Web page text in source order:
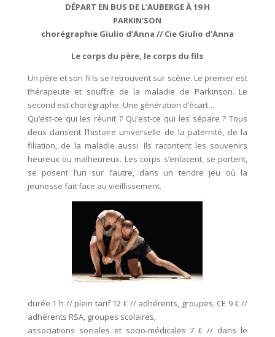
DÉPART EN BUS DE L’AUBERGE À 19 H
PARKIN’SON
chorégraphie Giulio d’Anna // Cie Giulio d’Anna
Le corps du père, le corps du fils
Un père et son fi ls se retrouvent sur scène. Le premier est
thérapeute et souffre de la maladie de Parkinson. Le
second est chorégraphe. Une génération d’écart…
Qu’est-ce qui les réunit ? Qu’est-ce qui les sépare ? Tous
deux dansent l’histoire universelle de la paternité, de la
filiation, de la maladie aussi. Ils racontent les souvenirs
heureux ou malheureux. Les corps s’enlacent, se portent,
se posent l’un sur l’autre, dans un tendre jeu où la
jeunesse fait face au vieillissement.
durée 1 h // plein tarif 12 € // adhérents, groupes, CE 9 € //
adhérents RSA, groupes scolaires,
associations sociales et socio-médicales 7 € // dans le